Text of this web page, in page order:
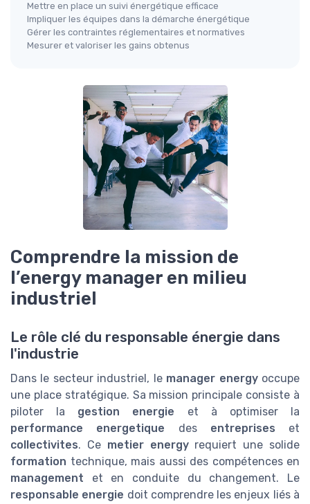
Mettre en place un suivi énergétique efficace
Impliquer les équipes dans la démarche énergétique
Gérer les contraintes réglementaires et normatives
Mesurer et valoriser les gains obtenus
Comprendre la mission de
l’energy manager en milieu
industriel
Le rôle clé du responsable énergie dans
l'industrie
Dans le secteur industriel, le manager energyoccupe
une place stratégique. Sa mission principale consiste à
piloter la gestion energie et à optimiser la
performance energetique des entreprises et
collectivites. Ce metier energyrequiert une solide
formation technique, mais aussi des compétences en
management et en conduite du changement. Le
responsable energie doit comprendre les enjeux liés à